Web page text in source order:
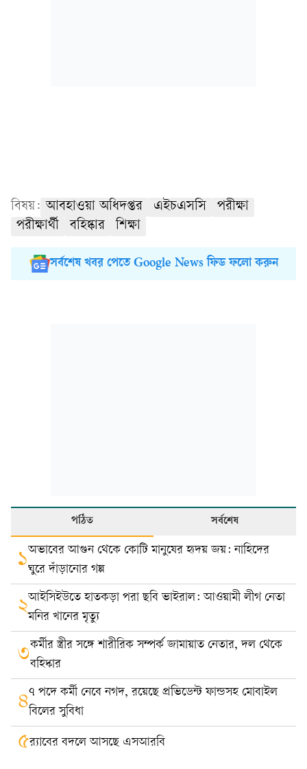
বিষয়: আবহাওয়া অধিদপ্তর এইচএসসি
পরীক্ষা
পরীক্ষার্থী
বহিষ্কার শিক্ষা
সর্বশেষ খবর পেতে Google News ফিড ফলো করুন
পঠিত সর্বশেষ
১অভাবের আগুন থেকে কোটি মানুষের হৃদয় জয়: নাহিদের
ঘুরে দাঁড়ানোর গল্প
২আইসিইউতে হাতকড়া পরা ছবি ভাইরাল: আওয়ামী লীগ নেতা
মনির খানের মৃত্যু
৩কর্মীর স্ত্রীর সঙ্গে শারীরিক সম্পর্ক জামায়াত নেতার, দল থেকে
বহিষ্কার
৪৭ পদে কর্মী নেবে নগদ, রয়েছে প্রভিডেন্ট ফান্ডসহ মোবাইল
বিলের সুবিধা
৫র‍্যাবের বদলে আসছে এসআরবি